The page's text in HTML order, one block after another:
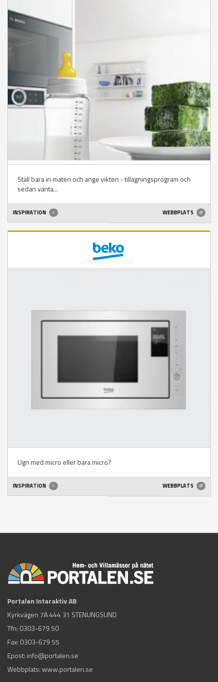
Ställ bara in maten och ange vikten - tillagningsprogram och
sedan vänta...
INSPIRATION WEBBPLATS
Ugn med micro eller bara micro?
INSPIRATION WEBBPLATS
Portalen Interaktiv AB
Kyrkvägen 7A 444 31 STENUNGSUND
Tfn: 0303-679 50
Fax: 0303-679 55
Epost: info@portalen.se
Webbplats: www.portalen.se